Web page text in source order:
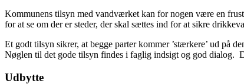
Kommunens tilsyn med vandværket kan for nogen være en
for at se om der er steder, der skal sættes ind for at sikre
Et godt tilsyn sikrer, at begge parter kommer ’stærkere’ ud på
Nøglen til det gode tilsyn findes i faglig indsigt og god dialog.
Udbytte